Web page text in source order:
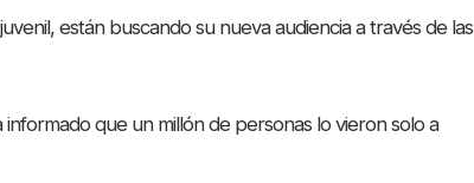
están buscando su nueva audiencia a través de las
que un millón de personas lo vieron solo a